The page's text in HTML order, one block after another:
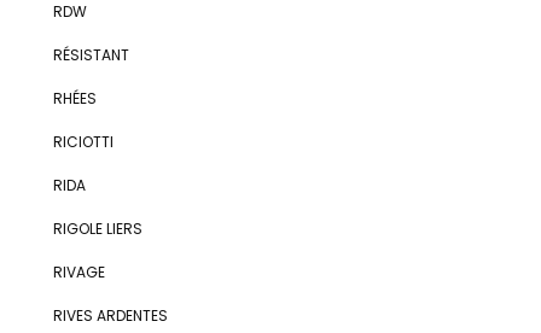
RDW
RÉSISTANT
RHÉES
RICIOTTI
RIDA
RIGOLE LIERS
RIVAGE
RIVES ARDENTES